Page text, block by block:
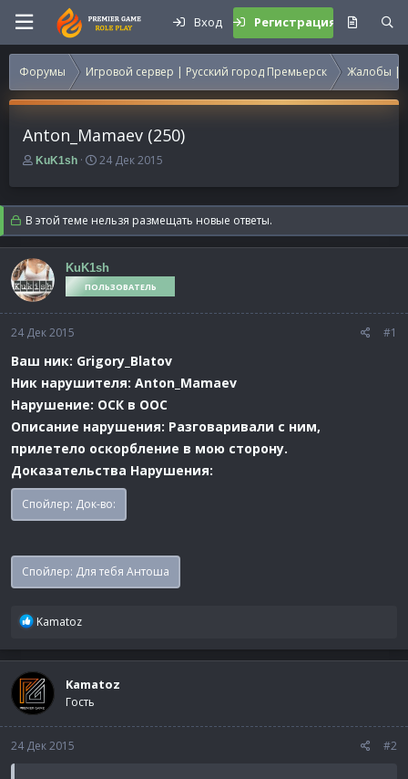
Вход Регистрация
Форумы Игровой сервер | Русский город Премьерск Жалобы |
Anton_Mamaev (250)
А
т
о
р
т
е
м
ы
KuK1sh
Д
т
а
н
а
а
л
24 Дек 2015
В этой теме нельзя размещать новые ответы.
KuK1sh
ПОЛЬЗОВАТЕЛЬ
24 Дек 2015 #1
Ваш ник: Grigory_Blatov
Ник нарушителя: Anton_Mamaev
Нарушение: ОСК в ООС
Описание нарушения: Разговаривали с ним,
прилетело оскорбление в мою сторону.
Доказательства Нарушения:
Спойлер: Док-во:
Спойлер: Для тебя Антоша
Р
а
к
ц
и
и
Kamatoz
Kamatoz
Гость
24 Дек 2015 #2